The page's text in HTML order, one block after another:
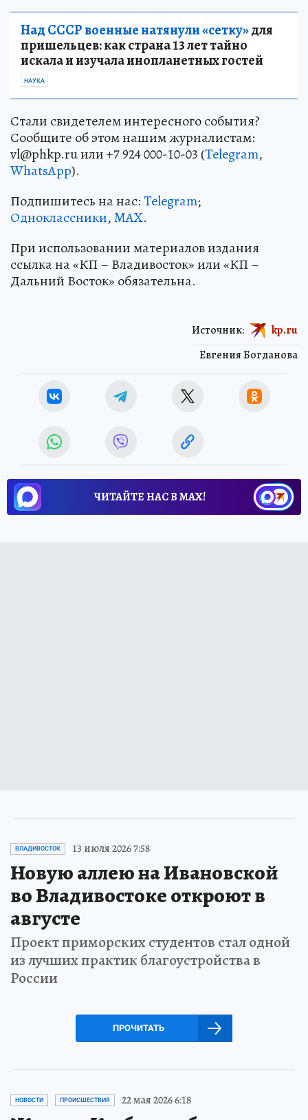
Над СССР военные натянули «сетку»для
пришельцев: как страна 13 лет тайно
искала и изучала инопланетных гостей
НАУКА
Стали свидетелем интересного события?
Сообщите об этом нашим журналистам:
vl@phkp.ru или +7 924 000-10-03 (Telegram,
WhatsApp).
Подпишитесь на нас:Telegram;
Одноклассники,MAX.
При использовании материалов издания
ссылка на «КП – Владивосток» или «КП –
Дальний Восток» обязательна.
Евгения Богданова
Источник: kp.ru
ЧИТАЙТЕ НАС В МАХ!
ВЛАДИВОСТОК 13 июля 2026 7:58
Новую аллею на Ивановской
во Владивостоке откроют в
августе
Проект приморских студентов стал одной
из лучших практик благоустройства в
России
ПРОЧИТАТЬ
НОВОСТИ ПРОИСШЕСТВИЯ 22 мая 2026 6:18